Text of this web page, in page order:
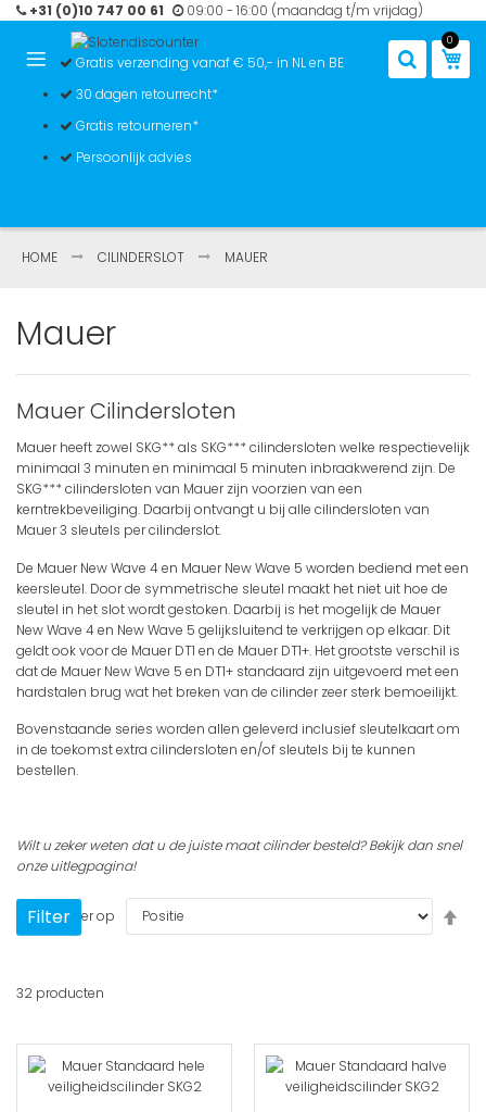
Ga
de
inhoud
+31 (0)10 747 00 61 09:00 - 16:00 (maandag t/m vrijdag)
0
Gratis verzending vanaf € 50,- in NL en BE
30 dagen retourrecht*
Gratis retourneren*
Persoonlijk advies
HOME CILINDERSLOT MAUER
Mauer
Mauer Cilindersloten
Mauer heeft zowel SKG** als SKG*** cilindersloten welke respectievelijk
minimaal 3 minuten en minimaal 5 minuten inbraakwerend zijn. De
SKG*** cilindersloten van Mauer zijn voorzien van een
kerntrekbeveiliging. Daarbij ontvangt u bij alle cilindersloten van
Mauer3 sleutels per cilinderslot.
De Mauer New Wave 4 en Mauer New Wave 5 worden bediend met een
keersleutel. Door de symmetrische sleutel maakt het niet uit hoe de
sleutel in het slot wordt gestoken. Daarbij is het mogelijk de Mauer
New Wave 4 en New Wave 5 gelijksluitend te verkrijgen op elkaar. Dit
geldt ook voor de Mauer DT1 en de Mauer DT1+. Het grootste verschil is
dat de Mauer New Wave 5 en DT1+ standaard zijn uitgevoerd met een
hardstalen brug wat het breken van de cilinder zeer sterk bemoeilijkt.
Bovenstaande series worden allen geleverd inclusief sleutelkaart om
in de toekomst extra cilindersloten en/of sleutels bij te kunnen
bestellen.
Wilt u zeker weten dat u de juiste maat cilinder besteld? Bekijk dan snel
onzeuitlegpagina!
Filter
32 producten
Sorteer op